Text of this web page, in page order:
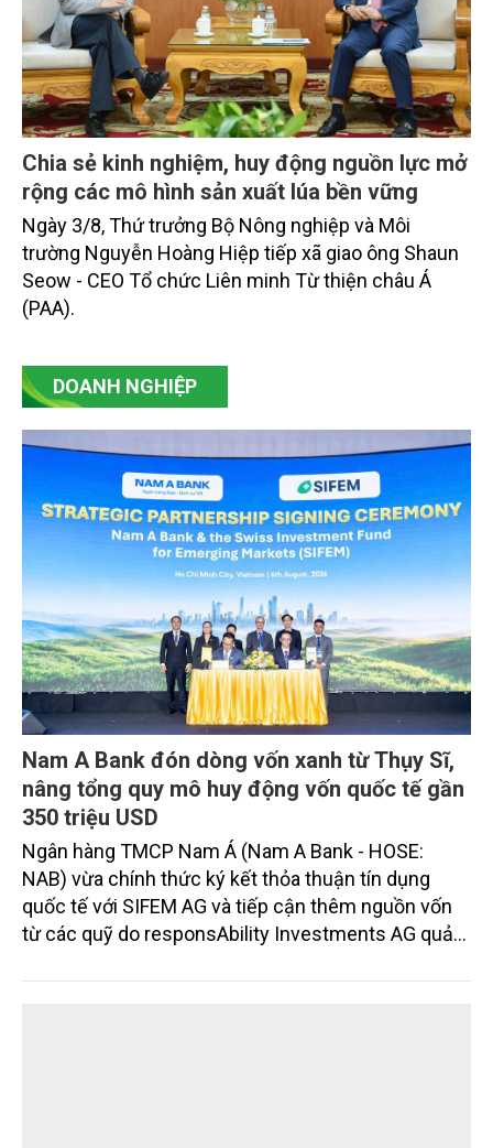
Chia sẻ kinh nghiệm, huy động nguồn lực mở
rộng các mô hình sản xuất lúa bền vững
Ngày 3/8, Thứ trưởng Bộ Nông nghiệp và Môi
trường Nguyễn Hoàng Hiệp tiếp xã giao ông Shaun
Seow - CEO Tổ chức Liên minh Từ thiện châu Á
(PAA).
DOANH NGHIỆP
Nam A Bank đón dòng vốn xanh từ Thụy Sĩ,
nâng tổng quy mô huy động vốn quốc tế gần
350 triệu USD
Ngân hàng TMCP Nam Á (Nam A Bank - HOSE:
NAB) vừa chính thức ký kết thỏa thuận tín dụng
quốc tế với SIFEM AG và tiếp cận thêm nguồn vốn
từ các quỹ do responsAbility Investments AG quản
thu hút thành công từ đầu năm đến nay lên gần 350